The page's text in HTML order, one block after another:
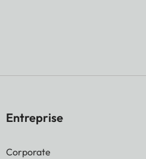
Entreprise
Corporate